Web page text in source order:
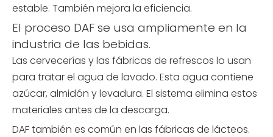
estable. También mejora la eficiencia.
El proceso DAF se usa ampliamente en la
industria de las bebidas.
Las cervecerías y las fábricas de refrescos lo usan
para tratar el agua de lavado. Esta agua contiene
azúcar, almidón y levadura. El sistema elimina estos
materiales antes de la descarga.
DAF también es común en las fábricas de lácteos.